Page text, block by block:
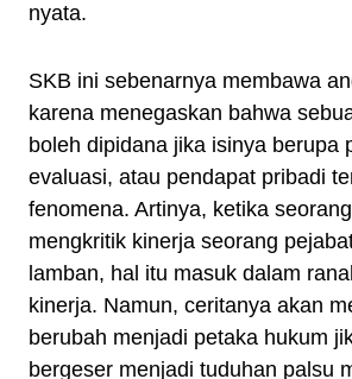
nyata.
SKB ini sebenarnya membawa
karena menegaskan bahwa
boleh dipidana jika isinya berupa
evaluasi, atau pendapat pribadi
fenomena. Artinya, ketika
mengkritik kinerja seorang
lamban, hal itu masuk dalam
kinerja. Namun, ceritanya akan
berubah menjadi petaka hukum
bergeser menjadi tuduhan palsu